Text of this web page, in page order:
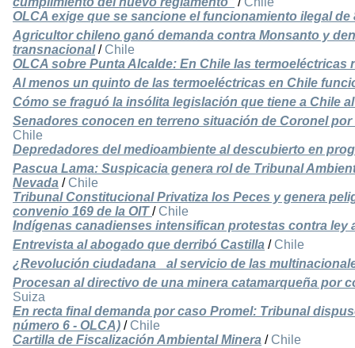
OLCA exige que se sancione el funcionamiento ilegal de
Agricultor chileno ganó demanda contra Monsanto y
transnacional/ Chile
OLCA sobre Punta Alcalde: En Chile las termoeléctricas
Al menos un quinto de las termoeléctricas en Chile
Cómo se fraguó la insólita legislación que tiene a Chile
Senadores conocen en terreno situación de Coronel
Chile
Depredadores del medioambiente al descubierto en
Pascua Lama: Suspicacia genera rol de Tribunal
Nevada / Chile
Tribunal Constitucional Privatiza los Peces y genera
convenio 169 de la OIT/ Chile
Indígenas canadienses intensifican protestas contra ley
Entrevista al abogado que derribó Castilla / Chile
¿Revolución ciudadana_ al servicio de las
Procesan al directivo de una minera catamarqueña por
Suiza
En recta final demanda por caso Promel: Tribunal
número 6 - OLCA) / Chile
Cartilla de Fiscalización Ambiental Minera / Chile